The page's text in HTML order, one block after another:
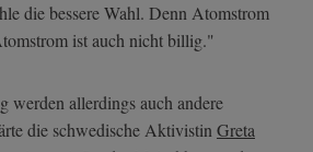
die bessere Wahl. Denn Atomstrom
ist auch nicht billig."
werden allerdings auch andere
die schwedische Aktivistin Greta